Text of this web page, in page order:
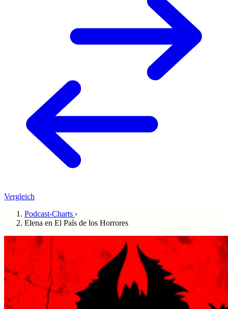
Vergleich
Podcast-Charts ›
Elena en El País de los Horrores